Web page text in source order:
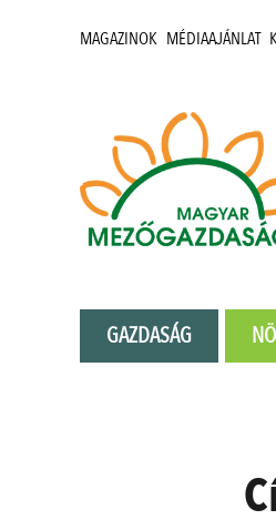
MAGAZINOK MÉDIAAJÁNLAT
GAZDASÁG